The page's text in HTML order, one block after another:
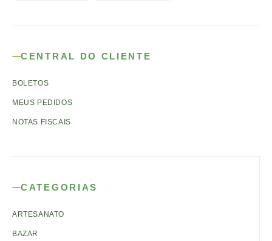
CENTRAL DO CLIENTE
BOLETOS
MEUS PEDIDOS
NOTAS FISCAIS
CATEGORIAS
ARTESANATO
BAZAR